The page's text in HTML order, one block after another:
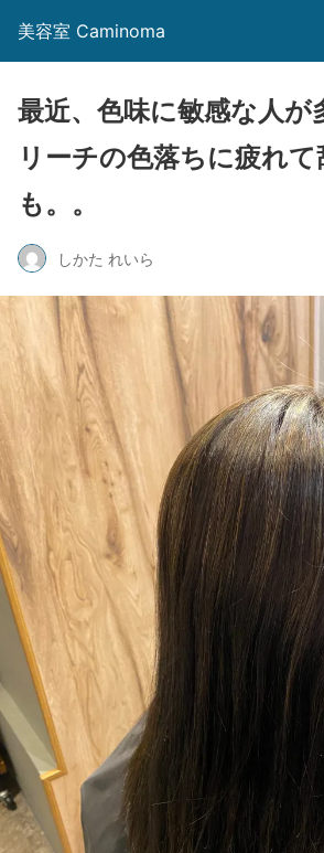
美容室 Caminoma
最近、色味に敏感な人が
リーチの色落ちに疲れ
も。。
しかた れいら